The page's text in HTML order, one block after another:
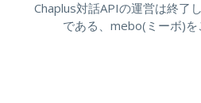
Chaplus対話APIの運営は終了
である、mebo(ミーボ)を